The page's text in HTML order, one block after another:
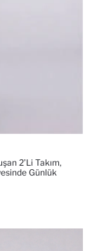
2’li Takım,
Günlük